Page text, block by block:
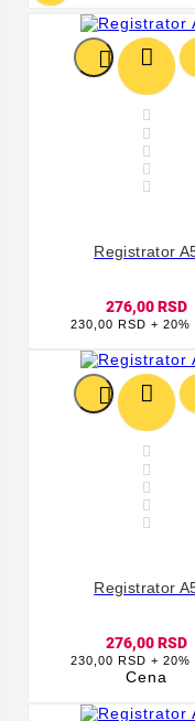
 





Registrator
276,00 RSD
230,00 RSD + 20%
 





Registrator
276,00 RSD
230,00 RSD + 20%
Cena